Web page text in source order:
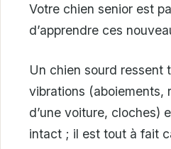
Votre chien senior est
d’apprendre ces
Un chien sourd ressent
vibrations (aboiements,
d’une voiture, cloches)
intact ; il est tout à fait